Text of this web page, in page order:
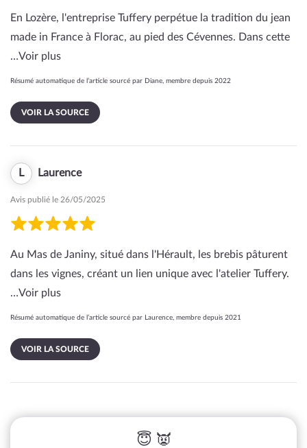
En Lozère, l'entreprise Tuffery perpétue la tradition du jean
made in France à Florac, au pied des Cévennes. Dans cette
…Voir plus
Résumé automatique de l’article sourcé par Diane, membre depuis 2022
VOIR LA SOURCE
L Laurence
Avis publié le 26/05/2025
Au Mas de Janiny, situé dans l'Hérault, les brebis pâturent
dans les vignes, créant un lien unique avec l'atelier Tuffery.
…Voir plus
Résumé automatique de l’article sourcé par Laurence, membre depuis 2021
VOIR LA SOURCE
😇 👿